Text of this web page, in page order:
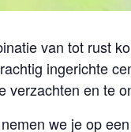
van tot rust
ingerichte
verzachten en te
we je op